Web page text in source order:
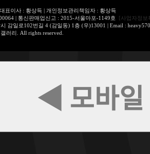
표이사 : 황상득 | 개인정보관리책임자 : 황상득
| 통신판매업신고 : 2015-서울마포-1149호 [사업자정보
감일로102번길 4 (감일동) 1층 (우)13001 | Email :
러리. All rights reserved.